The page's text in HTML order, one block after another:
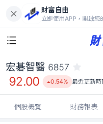
財富自由
立即使用APP，開啟您
92.00
宏碁智醫 6857
92.00 0.54% 最近更新時
個股概覽 財務報表